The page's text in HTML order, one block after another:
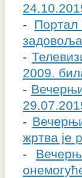
-
-
2009.
- Вечерњи
-
жртва је
-